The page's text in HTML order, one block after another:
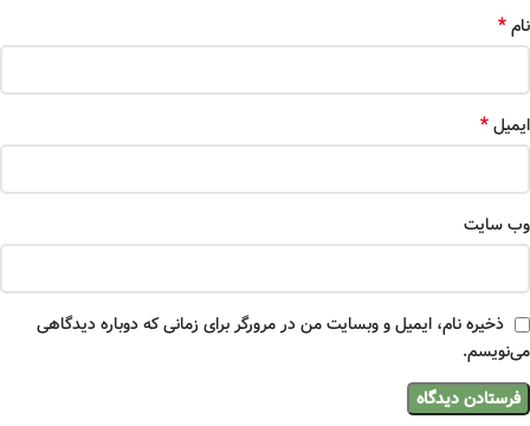
نام*
ایمیل*
وب‌ سایت
ذخیره نام، ایمیل و وبسایت من در مرورگر برای زمانی که دوباره دیدگاهی
می‌نویسم.